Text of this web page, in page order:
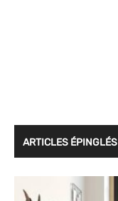
ARTICLES ÉPINGLÉS